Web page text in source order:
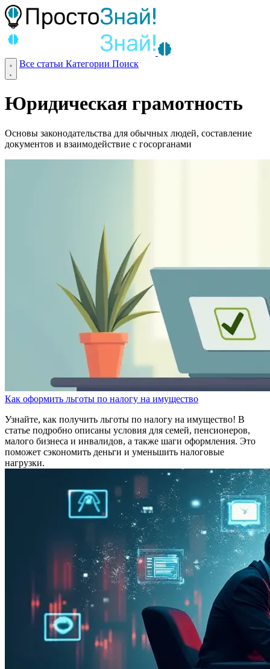
Все статьи Категории Поиск
Юридическая грамотность
Основы законодательства для обычных людей, составление
документов и взаимодействие с госорганами
Как оформить льготы по налогу на имущество
Узнайте, как получить льготы по налогу на имущество! В
статье подробно описаны условия для семей, пенсионеров,
малого бизнеса и инвалидов, а также шаги оформления. Это
поможет сэкономить деньги и уменьшить налоговые
нагрузки.